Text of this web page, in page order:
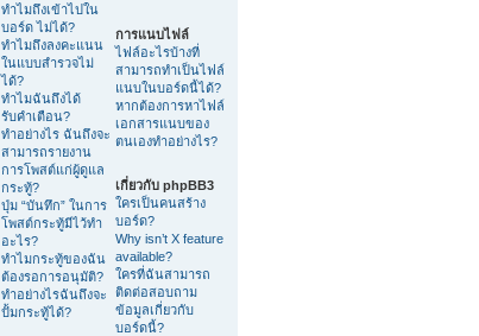
ทำไมถึงเข้าไปใน
บอร์ด ไม่ได้?
ทำไมถึงลงคะแนน
ในแบบสำรวจไม่
ได้?
ทำไมฉันถึงได้
รับคำเตือน?
ทำอย่างไร ฉันถึงจะ
สามารถรายงาน
การโพสต์แก่ผู้ดูแล
กระทู้?
ปุ่ม “บันทึก” ในการ
โพสต์กระทู้มีไว้ทำ
อะไร?
ทำไมกระทู้ของฉัน
ต้องรอการอนุมัติ?
ทำอย่างไรฉันถึงจะ
ปั้มกระทู้ได้?
การแนบไฟล์
ไฟล์อะไรบ้างที่
สามารถทำเป็นไฟล์
แนบในบอร์ดนี้ได้?
หากต้องการหาไฟล์
เอกสารแนบของ
ตนเองทำอย่างไร?
เกี่ยวกับ phpBB3
ใครเป็นคนสร้าง
บอร์ด?
Why isn’t X feature
available?
ใครที่ฉันสามารถ
ติดต่อสอบถาม
ข้อมูลเกี่ยวกับ
บอร์ดนี้?